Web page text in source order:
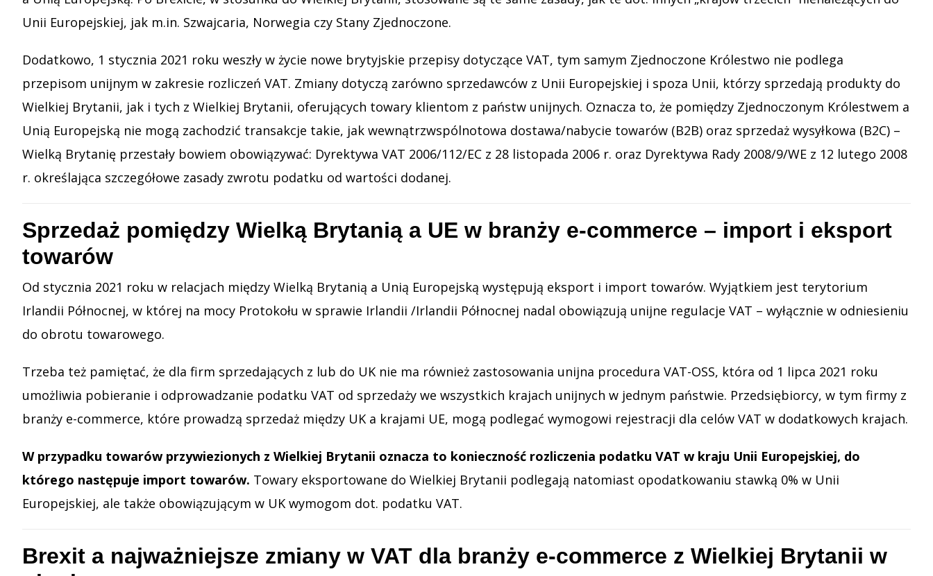
Unii Europejskiej, jak m.in. Szwajcaria, Norwegia czy Stany Zjednoczone.
Dodatkowo, 1 stycznia 2021 roku weszły w życie nowe brytyjskie przepisy dotyczące VAT, tym samym Zjednoczone Królestwo nie podlega
przepisom unijnym w zakresie rozliczeń VAT. Zmiany dotyczą zarówno sprzedawców z Unii Europejskiej i spoza Unii, którzy sprzedają produkty do
Wielkiej Brytanii, jak i tych z Wielkiej Brytanii, oferujących towary klientom z państw unijnych. Oznacza to, że pomiędzy Zjednoczonym Królestwem a
Unią Europejską nie mogą zachodzić transakcje takie, jak wewnątrzwspólnotowa dostawa/nabycie towarów (B2B) oraz sprzedaż wysyłkowa (B2C) –
Wielką Brytanię przestały bowiem obowiązywać: Dyrektywa VAT 2006/112/EC z 28 listopada 2006 r. oraz Dyrektywa Rady 2008/9/WE z 12 lutego 2008
r. określająca szczegółowe zasady zwrotu podatku od wartości dodanej.
Sprzedaż pomiędzy Wielką Brytanią a UE w branży e-commerce – import i eksport
towarów
Od stycznia 2021 roku w relacjach między Wielką Brytanią a Unią Europejską występują eksport i import towarów. Wyjątkiem jest terytorium
Irlandii Północnej, w której na mocy Protokołu w sprawie Irlandii /Irlandii Północnej nadal obowiązują unijne regulacje VAT – wyłącznie w odniesieniu
do obrotu towarowego.
Trzeba też pamiętać, że dla firm sprzedających z lub do UK nie ma również zastosowania unijna procedura VAT-OSS, która od 1 lipca 2021 roku
umożliwia pobieranie i odprowadzanie podatku VAT od sprzedaży we wszystkich krajach unijnych w jednym państwie. Przedsiębiorcy, w tym firmy z
branży e-commerce, które prowadzą sprzedaż między UK a krajami UE, mogą podlegać wymogowi rejestracji dla celów VAT w dodatkowych krajach.
W przypadku towarów przywiezionych z Wielkiej Brytanii oznacza to konieczność rozliczenia podatku VAT w kraju Unii Europejskiej, do
którego następuje import towarów. Towary eksportowane do Wielkiej Brytanii podlegają natomiast opodatkowaniu stawką 0% w Unii
Europejskiej, ale także obowiązującym w UK wymogom dot. podatku VAT.
Brexit a najważniejsze zmiany w VAT dla branży e-commerce z Wielkiej Brytanii w